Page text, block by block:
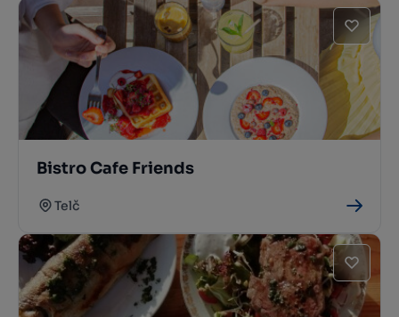
Bistro Cafe Friends
Telč